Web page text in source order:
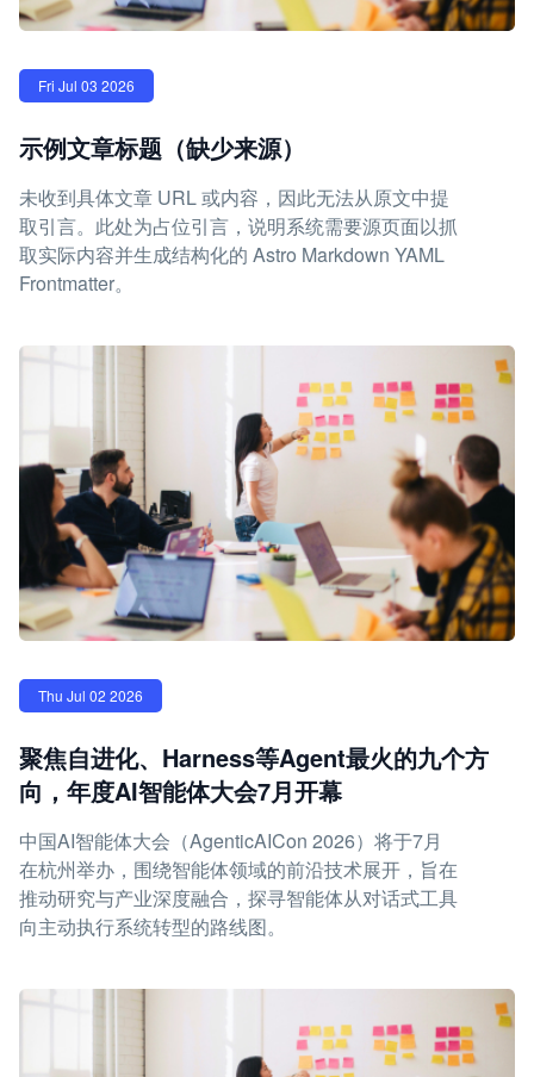
Fri Jul 03 2026
示例文章标题（缺少来源）
未收到具体文章 URL 或内容，因此无法从原文中提
取引言。此处为占位引言，说明系统需要源页面以抓
取实际内容并生成结构化的 Astro Markdown YAML
Frontmatter。
Thu Jul 02 2026
聚焦自进化、Harness等Agent最火的九个方
向，年度AI智能体大会7月开幕
中国AI智能体大会（AgenticAICon 2026）将于7月
在杭州举办，围绕智能体领域的前沿技术展开，旨在
推动研究与产业深度融合，探寻智能体从对话式工具
向主动执行系统转型的路线图。